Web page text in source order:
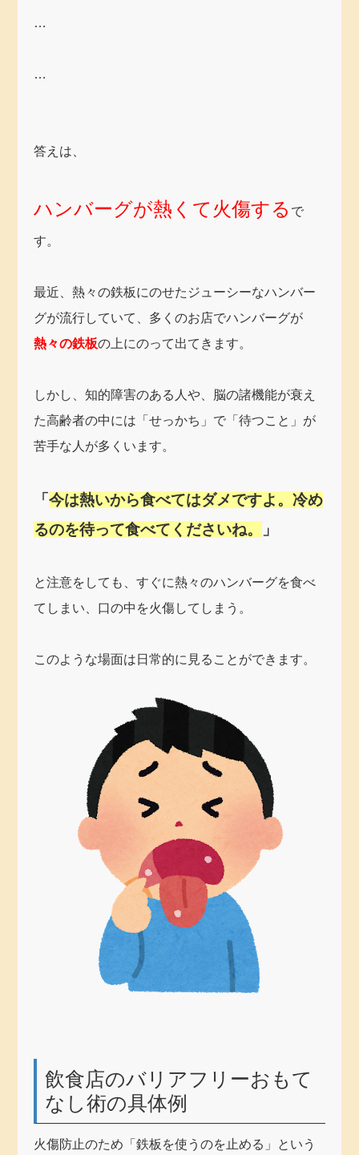
…
…
答えは、
ハンバーグが熱くて火傷する で
す。
最近、熱々の鉄板にのせたジューシーなハンバー
グが流行していて、多くのお店でハンバーグが
熱々の鉄板の上にのって出てきます。
しかし、知的障害のある人や、脳の諸機能が衰え
た高齢者の中には「せっかち」で「待つこと」が
苦手な人が多くいます。
「今は熱いから食べてはダメですよ。冷め
るのを待って食べてくださいね。
」
と注意をしても、すぐに熱々のハンバーグを食べ
てしまい、口の中を火傷してしまう。
このような場面は日常的に見ることができます。
飲食店のバリアフリーおもて
なし術の具体例
火傷防止のため「鉄板を使うのを止める」という